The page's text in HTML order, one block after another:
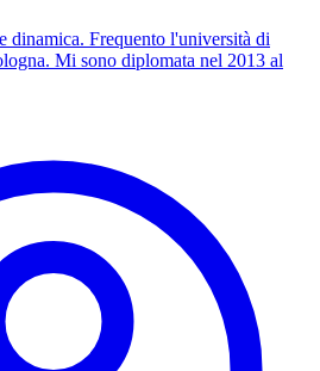
dinamica. Frequento l'università di
Mi sono diplomata nel 2013 al